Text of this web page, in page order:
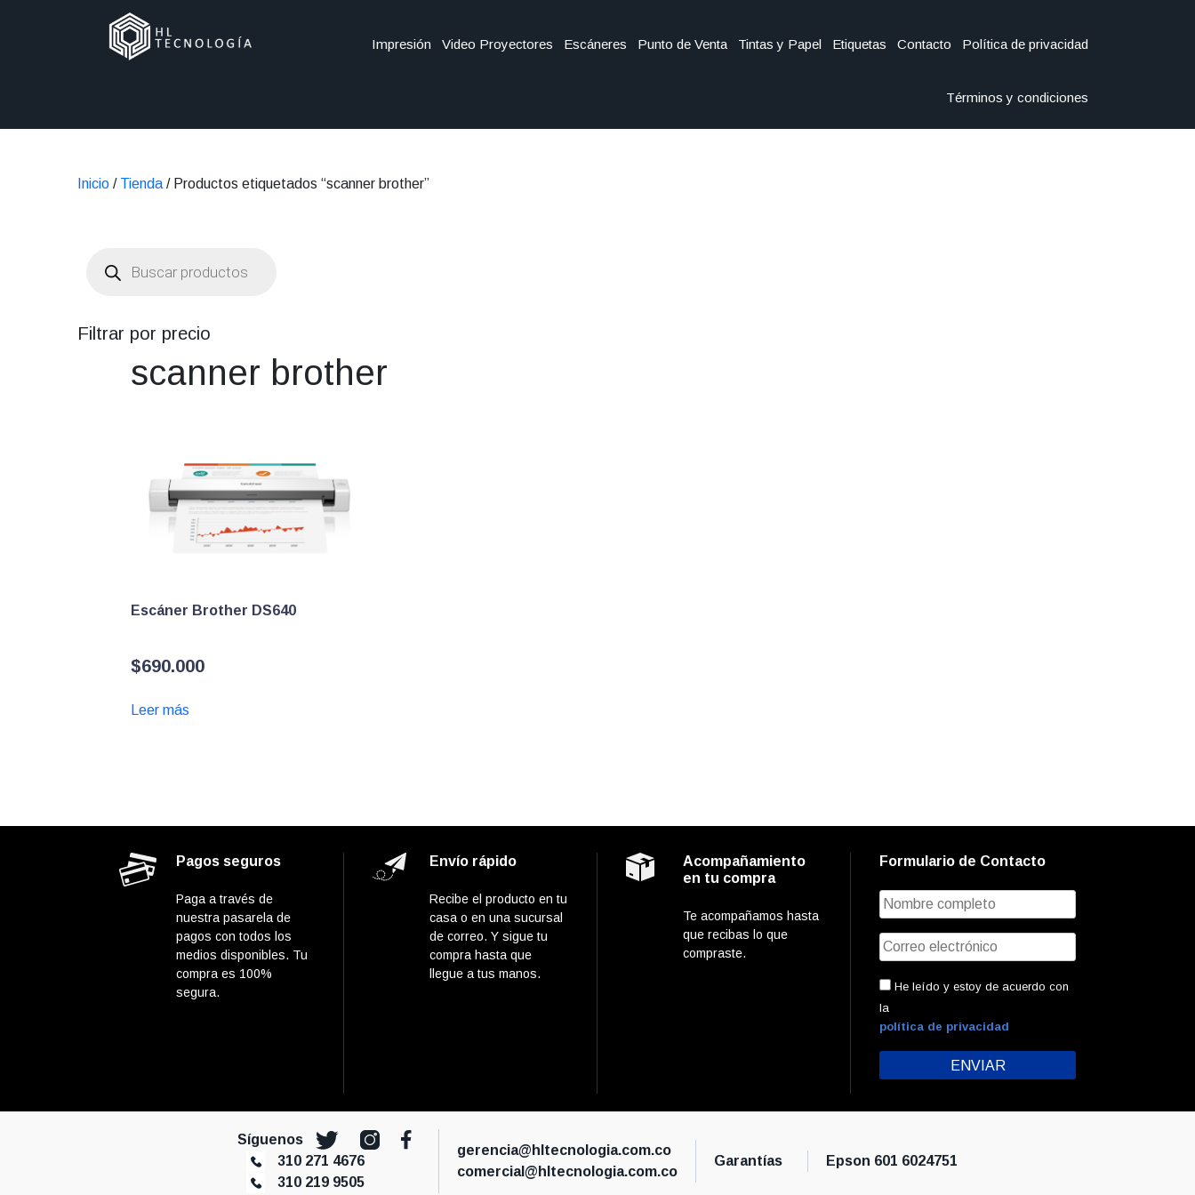
Impresión Video Proyectores Escáneres Punto de Venta Tintas y Papel Etiquetas Contacto Política de privacidad
Términos y condiciones
Inicio / Tienda / Productos etiquetados “scanner brother”
productos
Filtrar por precio
scanner brother
Escáner Brother DS640
$690.000
Leer más
Pagos seguros
Paga a través de
nuestra pasarela de
pagos con todos los
medios disponibles. Tu
compra es 100%
segura.
Envío rápido
Recibe el producto en tu
casa o en una sucursal
de correo. Y sigue tu
compra hasta que
llegue a tus manos.
Acompañamiento
en tu compra
Te acompañamos hasta
que recibas lo que
compraste.
Formulario de Contacto
He leído y estoy de acuerdo con
la
política de privacidad
Síguenos
310 271 4676
310 219 9505
gerencia@hltecnologia.com.co
comercial@hltecnologia.com.co
Garantías Epson 601 6024751